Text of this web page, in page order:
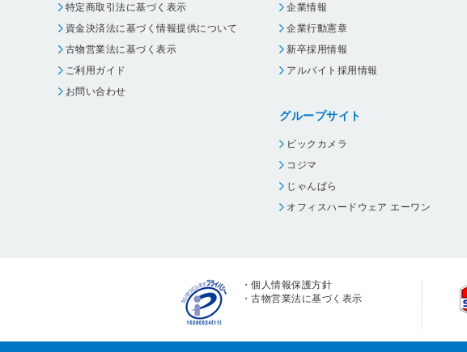
特定商取引法に基づく表示
資金決済法に基づく情報提供について
古物営業法に基づく表示
ご利用ガイド
お問い合わせ
企業情報
企業行動憲章
新卒採用情報
アルバイト採用情報
グループサイト
ビックカメラ
コジマ
じゃんぱら
オフィスハードウェア エーワン
・個人情報保護方針
・古物営業法に基づく表示